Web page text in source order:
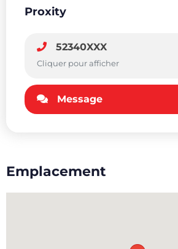
Proxity
52340XXX
Cliquer pour afficher
Message
Emplacement